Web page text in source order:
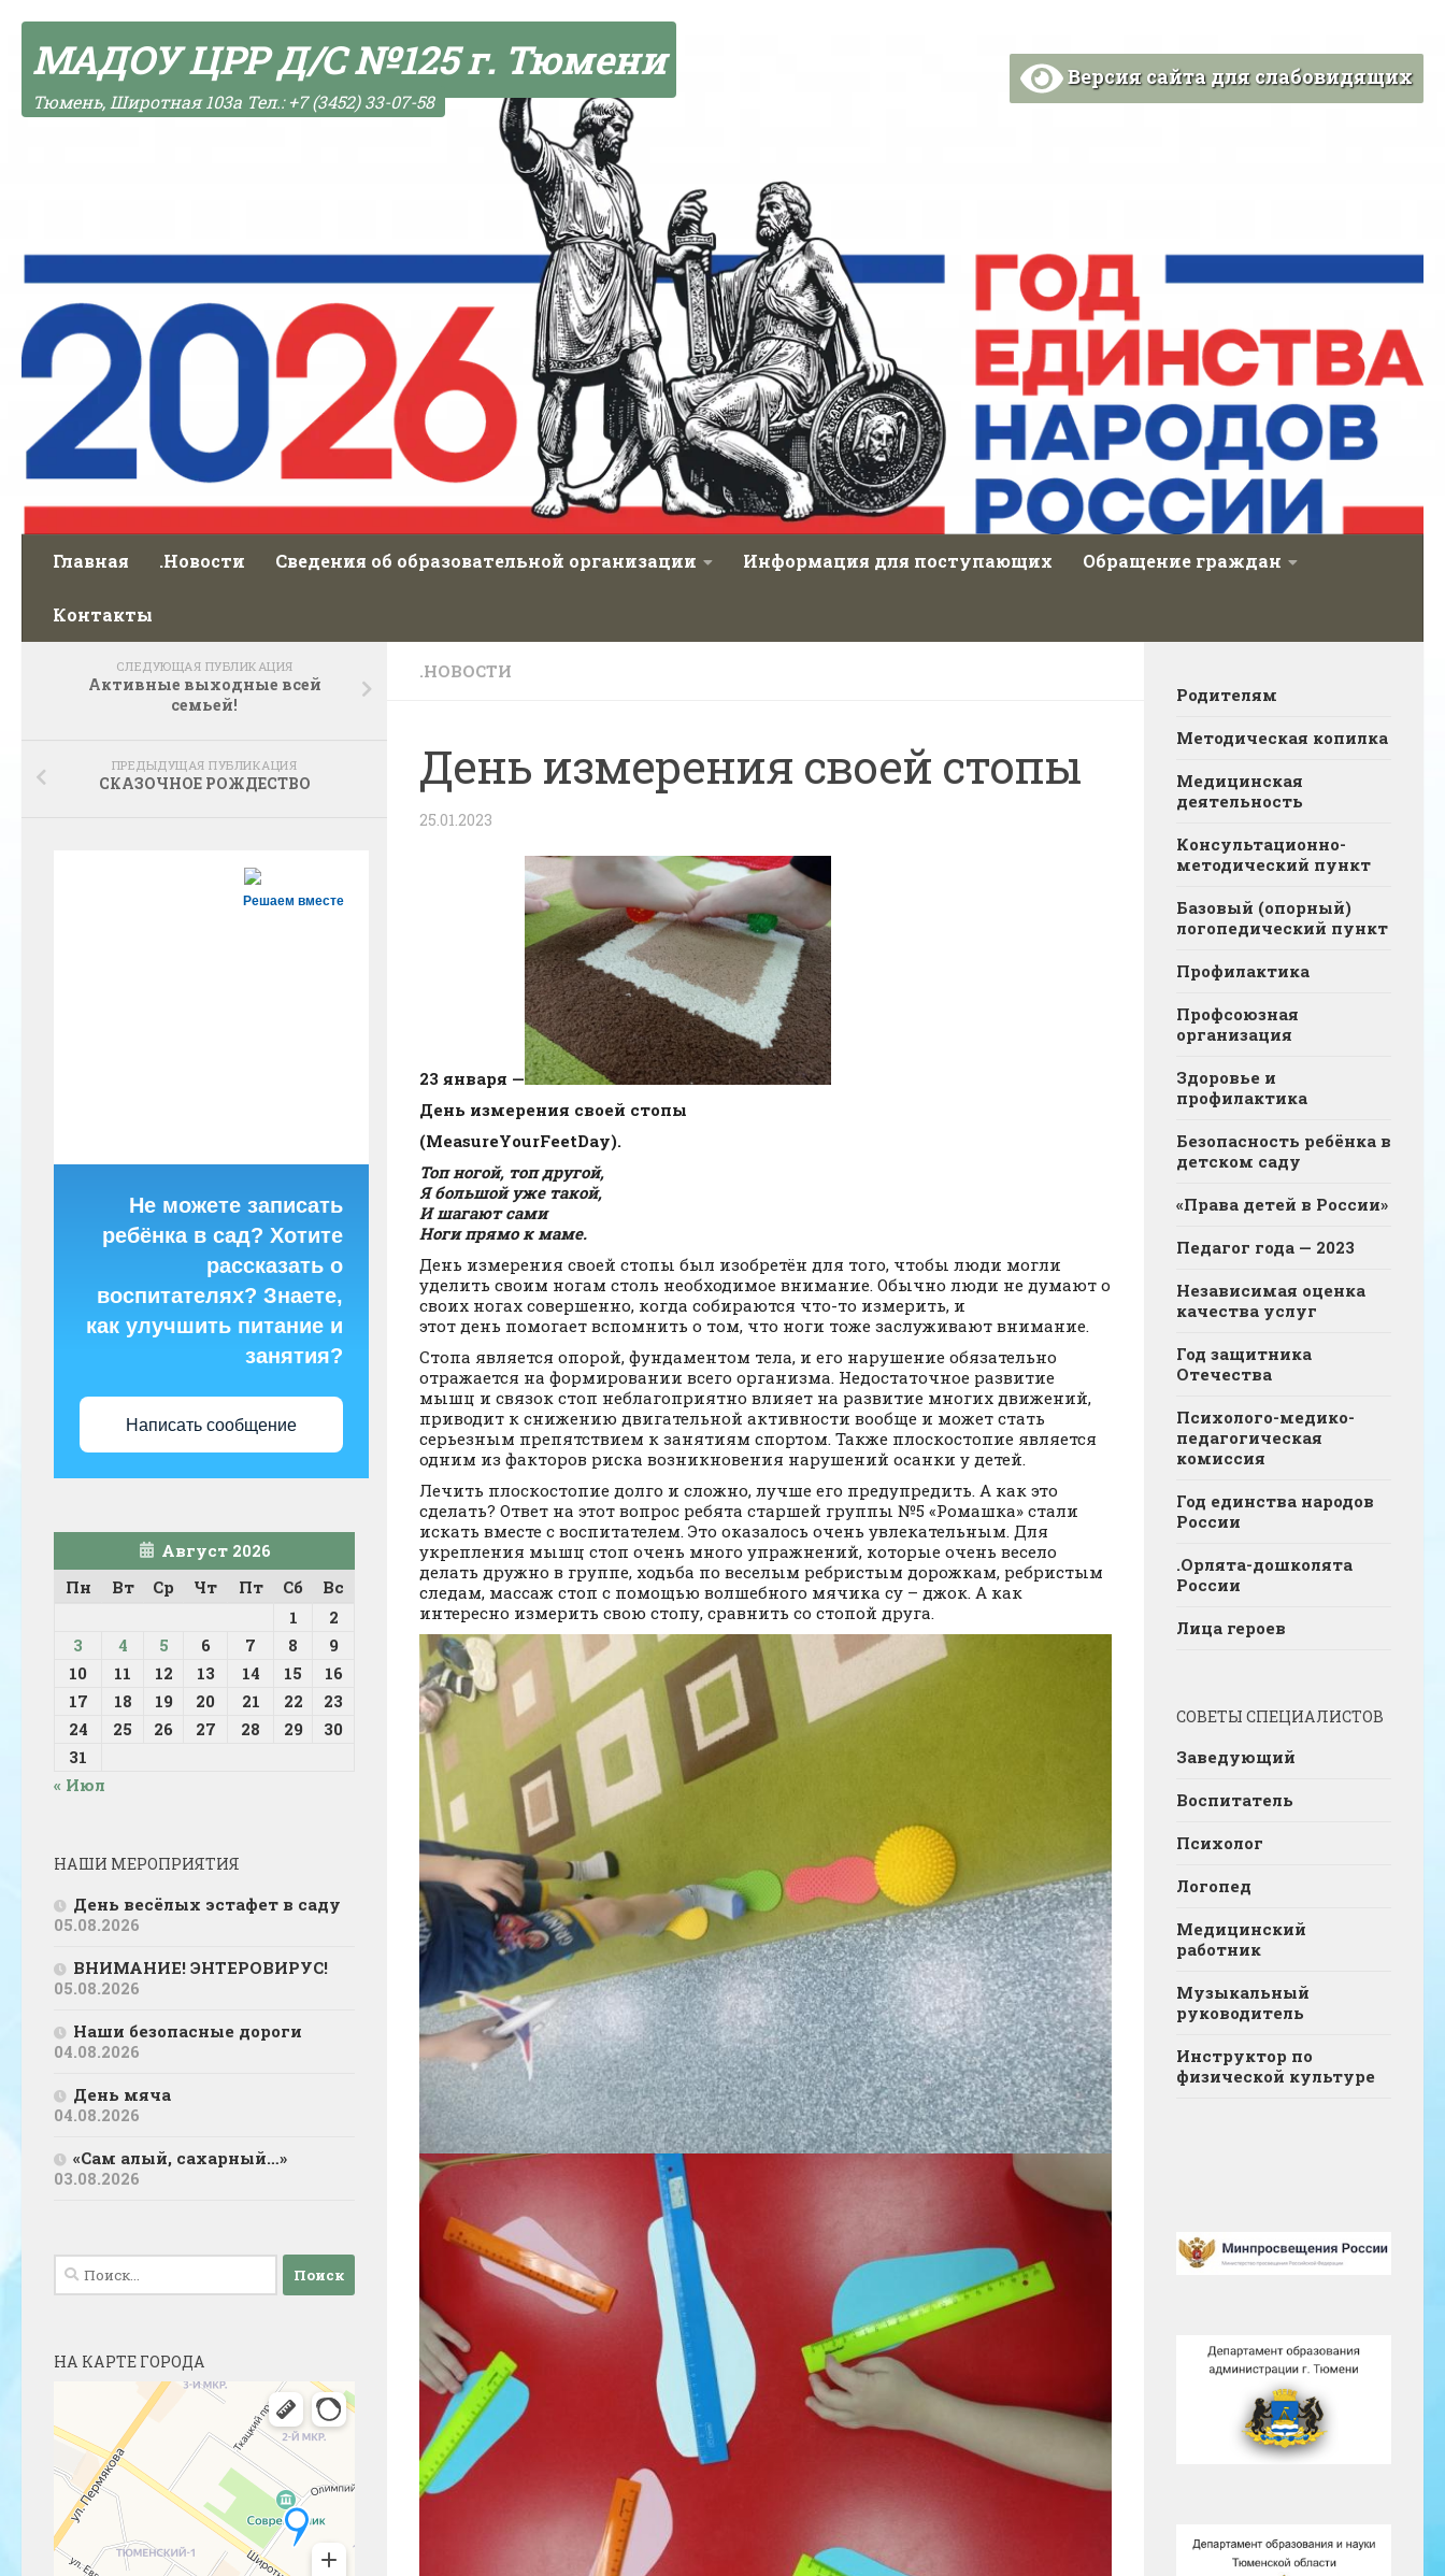
МАДОУ ЦРР Д/С №125 г. Тюмени
Тюмень, Широтная 103а Тел.: +7 (3452) 33-07-58
Версия сайта для слабовидящих
Главная .Новости Сведения об образовательной организации Информация для поступающих Обращение граждан
Контакты
.НОВОСТИ
День измерения своей стопы
25.01.2023
23 января —
День измерения своей стопы
(MeasureYourFeetDay).
Топ ногой, топ другой,
Я большой уже такой,
И шагают сами
Ноги прямо к маме.
День измерения своей стопы был изобретён для того, чтобы люди могли
уделить своим ногам столь необходимое внимание. Обычно люди не думают о
своих ногах совершенно, когда собираются что-то измерить, и
этот день помогает вспомнить о том, что ноги тоже заслуживают внимание.
Стопа является опорой, фундаментом тела, и его нарушение обязательно
отражается на формировании всего организма. Недостаточное развитие
мышц и связок стоп неблагоприятно влияет на развитие многих движений,
приводит к снижению двигательной активности вообще и может стать
серьезным препятствием к занятиям спортом. Также плоскостопие является
одним из факторов риска возникновения нарушений осанки у детей.
Лечить плоскостопие долго и сложно, лучше его предупредить. А как это
сделать? Ответ на этот вопрос ребята старшей группы №5 «Ромашка» стали
искать вместе с воспитателем. Это оказалось очень увлекательным. Для
укрепления мышц стоп очень много упражнений, которые очень весело
делать дружно в группе, ходьба по веселым ребристым дорожкам, ребристым
следам, массаж стоп с помощью волшебного мячика су – джок. А как
интересно измерить свою стопу, сравнить со стопой друга.
СЛЕДУЮЩАЯ ПУБЛИКАЦИЯ
Активные выходные всей
семьей!
ПРЕДЫДУЩАЯ ПУБЛИКАЦИЯ
СКАЗОЧНОЕ РОЖДЕСТВО
Решаем вместе
Не можете записать
ребёнка в сад? Хотите
рассказать о
воспитателях? Знаете,
как улучшить питание и
занятия?
Написать сообщение
Август 2026
Пн
Вт Ср Чт Пт Сб
Вс
1
2
3
4 5 6 7 8
9
10
11 12 13 14 15
16
17
18 19 20 21 22
23
24
25 26 27 28 29
30
31
« Июл
НАШИ МЕРОПРИЯТИЯ
День весёлых эстафет в саду
05.08.2026
ВНИМАНИЕ! ЭНТЕРОВИРУС!
05.08.2026
Наши безопасные дороги
04.08.2026
День мяча
04.08.2026
«Сам алый, сахарный…»
03.08.2026
Найти:
НА КАРТЕ ГОРОДА
Родителям
Методическая копилка
Медицинская
деятельность
Консультационно-
методический пункт
Базовый (опорный)
логопедический пункт
Профилактика
Профсоюзная
организация
Здоровье и
профилактика
Безопасность ребёнка в
детском саду
«Права детей в России»
Педагог года — 2023
Независимая оценка
качества услуг
Год защитника
Отечества
Психолого-медико-
педагогическая
комиссия
Год единства народов
России
.Орлята-дошколята
России
Лица героев
СОВЕТЫ СПЕЦИАЛИСТОВ
Заведующий
Воспитатель
Психолог
Логопед
Медицинский
работник
Музыкальный
руководитель
Инструктор по
физической культуре